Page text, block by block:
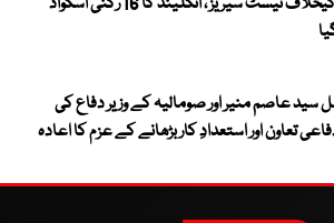
سید عاصم منیر اور صومالیہ کے وزیر دفاع کی
تعاون اور استعدادِ کار بڑھانے کے عزم کا اعادہ